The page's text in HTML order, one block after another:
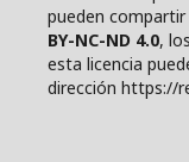
pueden compartir
BY-NC-ND 4.0,
esta licencia
dirección https://